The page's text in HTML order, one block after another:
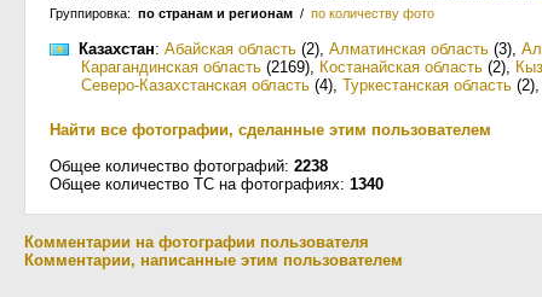
Группировка: по странам и регионам / по количеству фото
Казахстан: Абайская область (2), Алматинская область (3),
Карагандинская область (2169), Костанайская область (2),
Северо-Казахстанская область (4), Туркестанская область (2)
Найти все фотографии, сделанные этим пользователем
Общее количество фотографий: 2238
Общее количество ТС на фотографиях: 1340
Комментарии на фотографии пользователя
Комментарии, написанные этим пользователем